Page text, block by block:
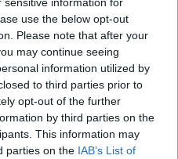
use the below opt-out
Please note that after your
may continue seeing
information utilized by
to third parties prior to
opt-out of the further
by third parties on the
This information may
parties on the IAB’s List of
három hónappal ezelőtt
érvénytelenítette a korábbi
újabb vizsga
a könyvtárnak már három